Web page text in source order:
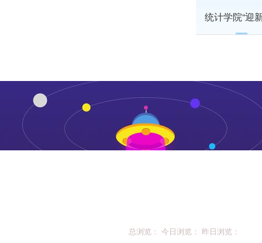
统计学院“迎
总浏览： 今日浏览： 昨日浏览：